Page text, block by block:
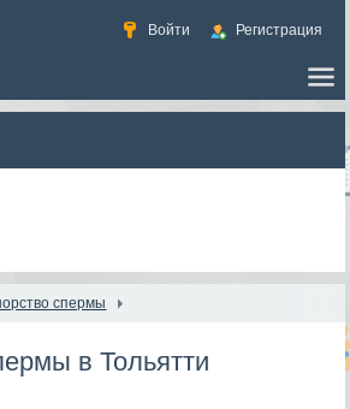
Войти Регистрация
спермы
в Тольятти